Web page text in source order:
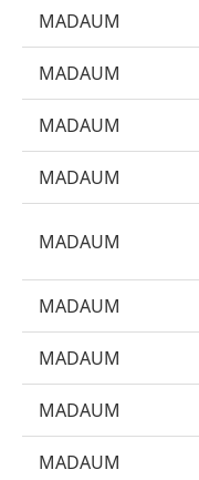
MADAUM
MADAUM
MADAUM
MADAUM
MADAUM
MADAUM
MADAUM
MADAUM
MADAUM